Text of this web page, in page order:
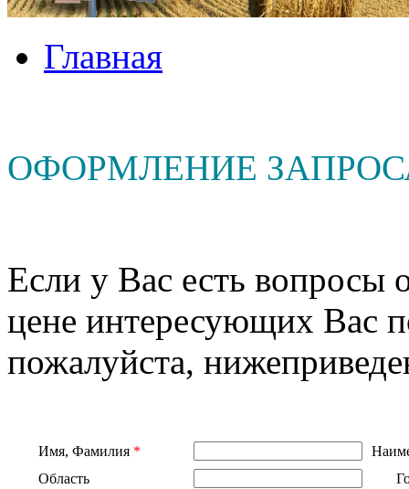
Главная
ОФОРМЛЕНИЕ
Если у Вас есть вопросы
цене интересующих Вас
пожалуйста,
Имя, Фамилия *
Область